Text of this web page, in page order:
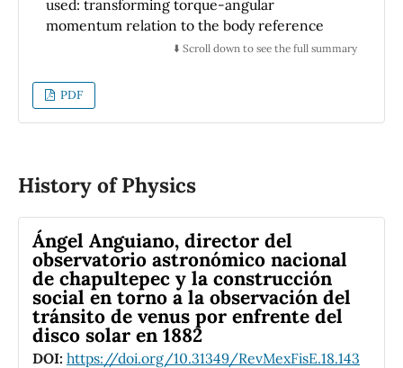
used: transforming torque-angular
momentum relation to the body reference
explicitly.
In this work, for a rigid body with different
moments of inertia, we calculated Euler
and torque-angular momentum relation.
Lagrangian.
These calculations show that all four of them
are equivalent.
⬇️ Scroll down to see the full summary
PDF
History of Physics
Ángel Anguiano, director del
observatorio astronómico nacional
de chapultepec y la construcción
social en torno a la observación del
tránsito de venus por enfrente del
disco solar en 1882
DOI: https://doi.org/10.31349/RevMexFisE.18.143